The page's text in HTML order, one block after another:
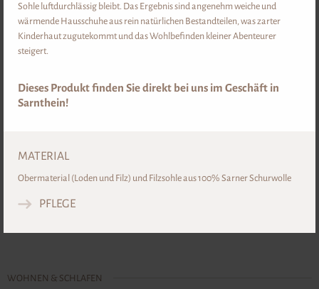
Sohle luftdurchlässig bleibt. Das Ergebnis sind angenehm weiche und
wärmende Hausschuhe aus rein natürlichen Bestandteilen, was zarter
Kinderhaut zugutekommt und das Wohlbefinden kleiner Abenteurer
steigert.
Dieses Produkt finden Sie direkt bei uns im Geschäft in
Sarnthein!
MATERIAL
Obermaterial (Loden und Filz) und Filzsohle aus 100% Sarner Schurwolle
PFLEGE
DETAIL DETAIL
UNTERWÄSCHE
WOHNEN & SCHLAFEN